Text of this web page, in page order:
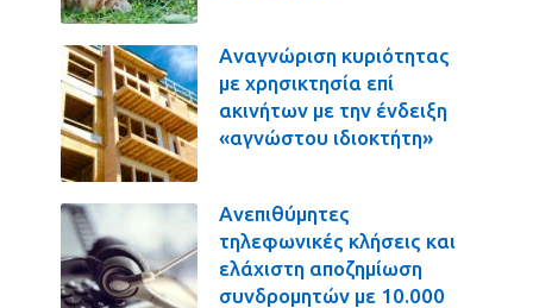
Αναγνώριση κυριότητας
με χρησικτησία επί
ακινήτων με την ένδειξη
«αγνώστου ιδιοκτήτη»
Ανεπιθύμητες
τηλεφωνικές κλήσεις και
ελάχιστη αποζημίωση
συνδρομητών με 10.000